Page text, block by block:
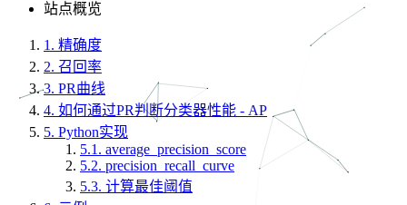
站点概览
1. 精确度
2. 召回率
3. PR曲线
4. 如何通过PR判断分类器性能 - AP
5. Python实现
5.1. average_precision_score
5.2. precision_recall_curve
5.3. 计算最佳阈值